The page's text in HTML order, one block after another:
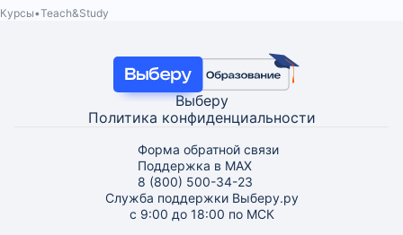
Курсы Teach&Study
Выберу
Политика конфиденциальности
Форма обратной связи
Поддержка в MAX
8 (800) 500-34-23
Служба поддержки Выберу.ру
с 9:00 до 18:00 по МСК